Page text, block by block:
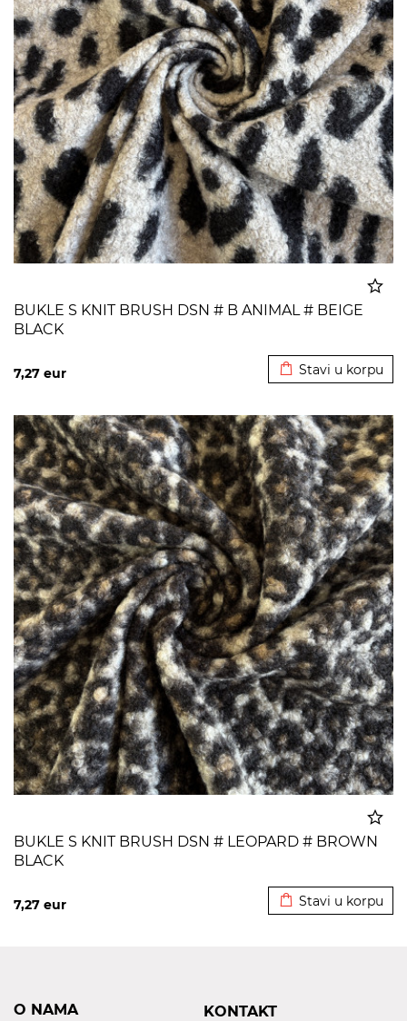
BUKLE S KNIT BRUSH DSN # B ANIMAL # BEIGE
BLACK
7,27 eur Stavi u korpu
BUKLE S KNIT BRUSH DSN # LEOPARD # BROWN
BLACK
7,27 eur Stavi u korpu
O NAMA KONTAKT